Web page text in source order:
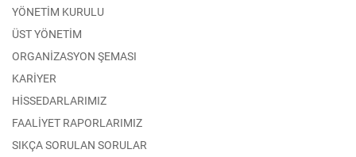
YÖNETİM KURULU
ÜST YÖNETİM
ORGANİZASYON ŞEMASI
KARİYER
HİSSEDARLARIMIZ
FAALİYET RAPORLARIMIZ
SIKÇA SORULAN SORULAR